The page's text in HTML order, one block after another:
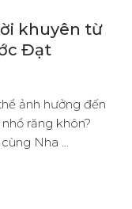
khuyên từ
Đạt
ảnh hưởng đến
răng khôn?
Nha ...